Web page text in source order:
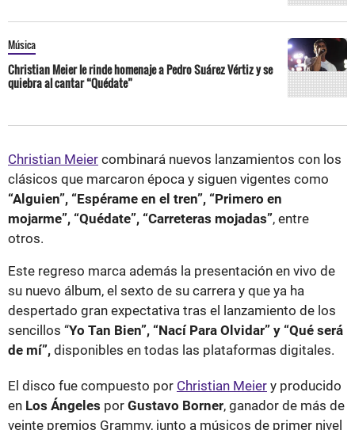
Música
Christian Meier le rinde homenaje a Pedro Suárez Vértiz y se
quiebra al cantar “Quédate”
Christian Meier combinará nuevos lanzamientos con los
clásicos que marcaron época y siguen vigentes como
“Alguien”, “Espérame en el tren”, “Primero en
mojarme”, “Quédate”, “Carreteras mojadas”, entre
otros.
Este regreso marca además la presentación en vivo de
su nuevo álbum, el sexto de su carrera y que ya ha
despertado gran expectativa tras el lanzamiento de los
sencillos “Yo Tan Bien”, “Nací Para Olvidar” y “Qué será
de mí”, disponibles en todas las plataformas digitales.
El disco fue compuesto por Christian Meier y producido
en Los Ángeles por Gustavo Borner, ganador de más de
veinte premios Grammy, junto a músicos de primer nivel